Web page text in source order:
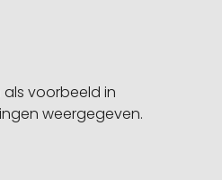
voorbeeld in
weergegeven.